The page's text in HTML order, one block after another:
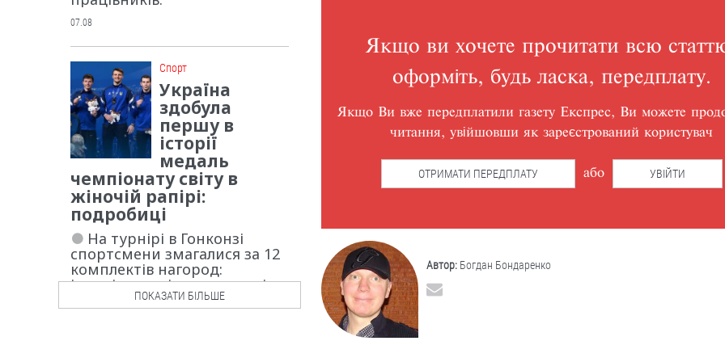
Якщо ви хочете прочитати всю
оформіть, будь ласка, передплату.
Якщо Ви вже передплатили газету Експрес, Ви можете
читання, увійшовши як зареєстрований користувач
ОТРИМАТИ ПЕРЕДПЛАТУ або УВІЙТИ
Автор: Богдан Бондаренко
07.08
Cпорт
Україна
здобула
першу в
історії
медаль
чемпіонату світу в
жіночій рапірі:
подробиці
На турнірі в Гонконзі
спортсмени змагалися за 12
комплектів нагород:
індивідуальні та командні - у
шпазі, рапірі й шаблі.
ПОКАЗАТИ БІЛЬШЕ